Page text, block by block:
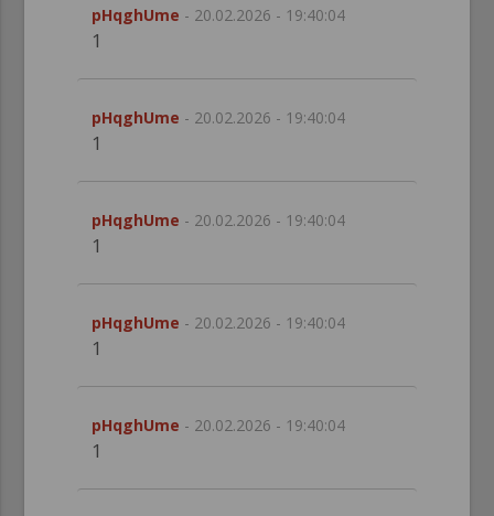
pHqghUme - 20.02.2026 - 19:40:04
1
pHqghUme - 20.02.2026 - 19:40:04
1
pHqghUme - 20.02.2026 - 19:40:04
1
pHqghUme - 20.02.2026 - 19:40:04
1
pHqghUme - 20.02.2026 - 19:40:04
1